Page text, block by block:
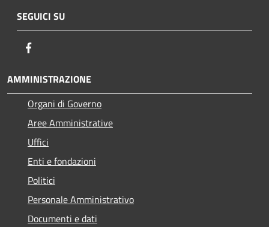
SEGUICI SU
AMMINISTRAZIONE
Organi di Governo
Aree Amministrative
Uffici
Enti e fondazioni
Politici
Personale Amministrativo
Documenti e dati